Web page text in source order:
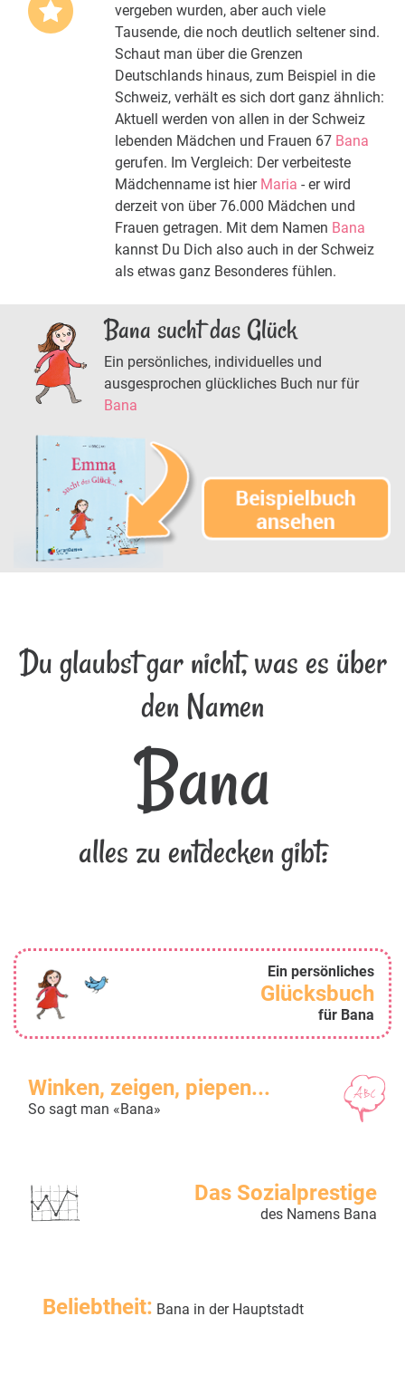
vergeben wurden, aber auch viele
Tausende, die noch deutlich seltener sind.
Schaut man über die Grenzen
Deutschlands hinaus, zum Beispiel in die
Schweiz, verhält es sich dort ganz ähnlich:
Aktuell werden von allen in der Schweiz
lebenden Mädchen und Frauen 67 Bana
gerufen. Im Vergleich: Der verbeiteste
Mädchenname ist hier Maria - er wird
derzeit von über 76.000 Mädchen und
Frauen getragen. Mit dem Namen Bana
kannst Du Dich also auch in der Schweiz
als etwas ganz Besonderes fühlen.
Bana sucht das Glück
Ein persönliches, individuelles und
ausgesprochen glückliches Buch nur für
Bana
Du glaubst gar nicht, was es über
den Namen
Bana
alles zu entdecken gibt:
Ein persönliches
Glücksbuch
für Bana
Winken, zeigen, piepen...
So sagt man «Bana»
Das Sozialprestige
des Namens Bana
Beliebtheit: Bana in der Hauptstadt